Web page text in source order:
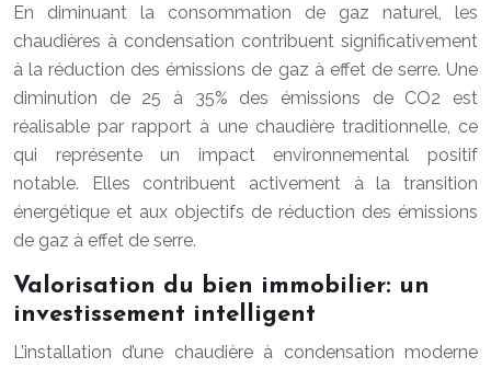
En diminuant la consommation de gaz naturel, les
chaudières à condensation contribuent significativement
à la réduction des émissions de gaz à effet de serre. Une
diminution de 25 à 35% des émissions de CO2 est
réalisable par rapport à une chaudière traditionnelle, ce
qui représente un impact environnemental positif
notable. Elles contribuent activement à la transition
énergétique et aux objectifs de réduction des émissions
de gaz à effet de serre.
Valorisation du bien immobilier: un
investissement intelligent
L’installation d’une chaudière à condensation moderne